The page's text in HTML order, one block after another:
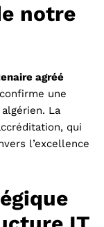
notre
agréé
une
La
qui
l’excellence